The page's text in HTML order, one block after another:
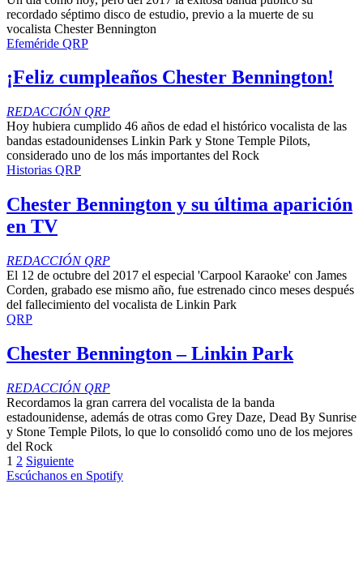
recordado séptimo disco de estudio, previo a la muerte de su
vocalista Chester Bennington
Efeméride QRP
¡Feliz cumpleaños Chester Bennington!
REDACCIÓN QRP
Hoy hubiera cumplido 46 años de edad el histórico vocalista de las
bandas estadounidenses Linkin Park y Stone Temple Pilots,
considerado uno de los más importantes del Rock
Historias QRP
Chester Bennington y su última aparición
en TV
REDACCIÓN QRP
El 12 de octubre del 2017 el especial 'Carpool Karaoke' con James
Corden, grabado ese mismo año, fue estrenado cinco meses después
del fallecimiento del vocalista de Linkin Park
QRP
Chester Bennington – Linkin Park
REDACCIÓN QRP
Recordamos la gran carrera del vocalista de la banda
estadounidense, además de otras como Grey Daze, Dead By Sunrise
y Stone Temple Pilots, lo que lo consolidó como uno de los mejores
del Rock
1 2 Siguiente
Escúchanos en Spotify